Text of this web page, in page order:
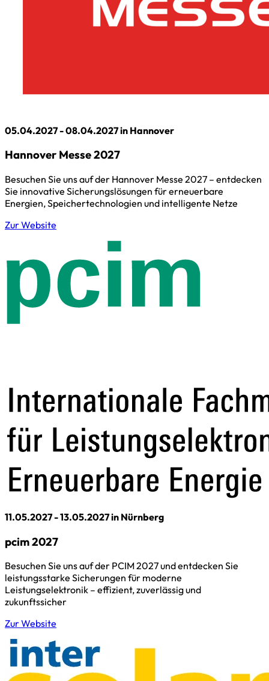
05.04.2027 - 08.04.2027 in Hannover
Hannover Messe 2027
Besuchen Sie uns auf der Hannover Messe 2027 – entdecken
Sie innovative Sicherungslösungen für erneuerbare
Energien, Speichertechnologien und intelligente Netze
Zur Website
11.05.2027 - 13.05.2027 in Nürnberg
pcim 2027
Besuchen Sie uns auf der PCIM 2027 und entdecken Sie
leistungsstarke Sicherungen für moderne
Leistungselektronik – effizient, zuverlässig und
zukunftssicher
Zur Website